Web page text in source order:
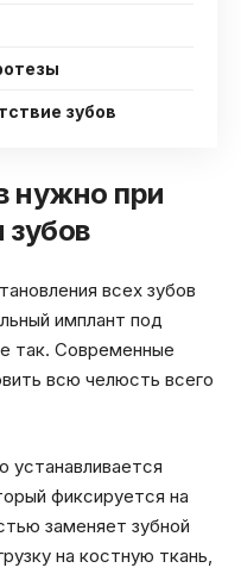
зубов
нужно при
зубов
всех зубов
имплант под
так. Современные
всю челюсть всего
устанавливается
фиксируется на
заменяет зубной
на костную ткань,